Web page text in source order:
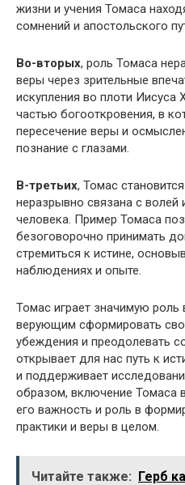
жизни и учения Томаса
сомнений и апостольского
Во-вторых, роль Томаса
веры через зрительные
искупления во плоти Иисуса
частью богооткровения, в
пересечение веры и
познание с глазами.
В-третьих, Томас
неразрывно связана с
человека. Пример Томаса
безоговорочно принимать
стремиться к истине,
наблюдениях и опыте.
Томас играет значимую роль
верующим сформировать
убеждения и преодолевать
открывает для нас путь к
и поддерживает
образом, включение Томаса
его важность и роль в
практики и веры в целом.
Читайте также: Герб